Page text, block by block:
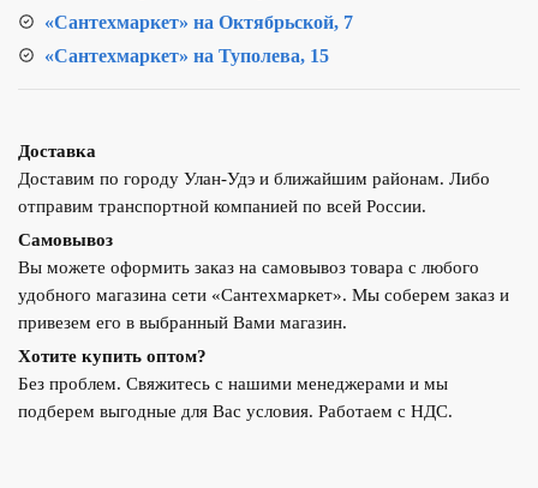
«Сантехмаркет» на Октябрьской, 7
«Сантехмаркет» на Туполева, 15
Доставка
Доставим по городу Улан-Удэ и ближайшим районам. Либо
отправим транспортной компанией по всей России.
Самовывоз
Вы можете оформить заказ на самовывоз товара с любого
удобного магазина сети «Сантехмаркет». Мы соберем заказ и
привезем его в выбранный Вами магазин.
Хотите купить оптом?
Без проблем. Свяжитесь с нашими менеджерами и мы
подберем выгодные для Вас условия. Работаем с НДС.